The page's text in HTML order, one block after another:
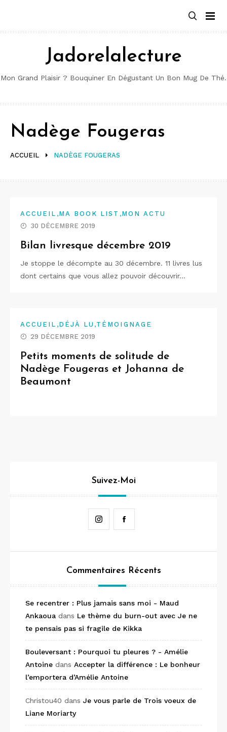
contenu
Jadorelalecture
Mon Grand Plaisir ? Bouquiner En Dégustant Un Bon Mug De Thé.
ACCUEIL NADÈGE FOUGERAS
Nadège Fougeras
ACCUEIL ,MA BOOK LIST ,MON ACTU
30 DÉCEMBRE 2019
Bilan livresque décembre 2019
Je stoppe le décompte au 30 décembre. 11 livres lus
dont certains que vous allez pouvoir découvrir…
ACCUEIL ,DÉJÀ LU ,TÉMOIGNAGE
29 DÉCEMBRE 2019
Petits moments de solitude de
Nadège Fougeras et Johanna de
Beaumont
Suivez-Moi
Instagram
Commentaires Récents
Se recentrer : Plus jamais sans moi - Maud
Ankaoua dans Le thème du burn-out avec Je ne
te pensais pas si fragile de Kikka
Bouleversant : Pourquoi tu pleures ? - Amélie
Antoine dans Accepter la différence : Le bonheur
l’emportera d’Amélie Antoine
Christou40 dans Je vous parle de Trois voeux de
Liane Moriarty